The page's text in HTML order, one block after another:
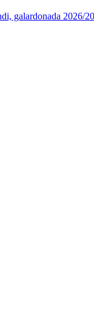
galardonada 2026/